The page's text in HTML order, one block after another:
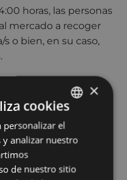
horas, las personas
mercado a recoger
o bien, en su caso,
venta, es
previa y ser mayor
al 943670249
en
de inscripción
el 27 de mayo,
en depósito no es
BASQUE
SPANISH
×
cookies
personalizar el
analizar nuestro
de nuestro sitio